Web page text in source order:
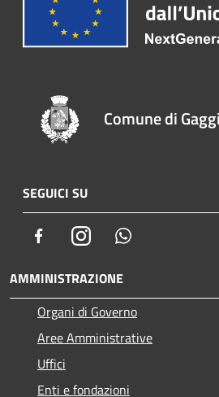
Comune di
SEGUICI SU
FacebookInstagram
AMMINISTRAZIONE
Organi di Governo
Aree Amministrative
Uffici
Enti e fondazioni